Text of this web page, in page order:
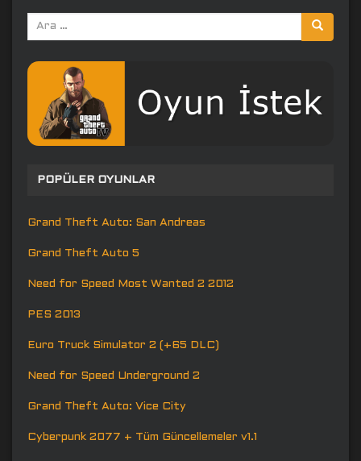
Arama
yap:
POPÜLER OYUNLAR
Grand Theft Auto: San Andreas
Grand Theft Auto 5
Need for Speed Most Wanted 2 2012
PES 2013
Euro Truck Simulator 2 (+65 DLC)
Need for Speed Underground 2
Grand Theft Auto: Vice City
Cyberpunk 2077 + Tüm Güncellemeler v1.1